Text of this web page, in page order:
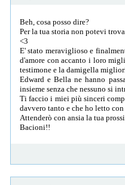
Beh, cosa posso dire?
Per la tua storia non potevi
<3
E' stato meraviglioso e
d'amore con accanto i loro
testimone e la damigella
Edward e Bella ne hanno
insieme senza che nessuno si
Ti faccio i miei più sinceri
davvero tanto e che ho letto
Attenderò con ansia la tua
Bacioni!!